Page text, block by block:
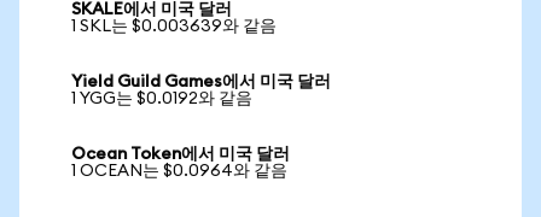
SKALE에서 미국 달러
1 SKL는 $0.003639와 같음
Yield Guild Games에서 미국 달러
1 YGG는 $0.0192와 같음
Ocean Token에서 미국 달러
1 OCEAN는 $0.0964와 같음